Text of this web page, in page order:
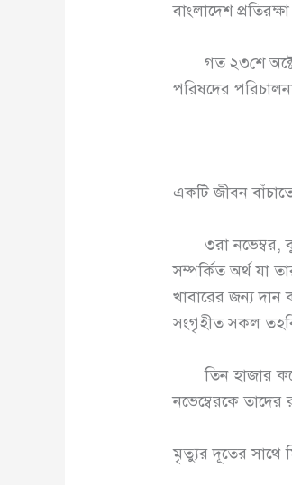
বাংলাদেশ
গত ২৩শে
পরিষদের
একটি জীবন
৩রা নভেম্বর,
সম্পর্কিত অর্থ যা
খাবারের জন্য দান
সংগৃহীত সকল
তিন হাজার
নভেম্বেরকে তাদের
মৃত্যুর দূতের সাথে